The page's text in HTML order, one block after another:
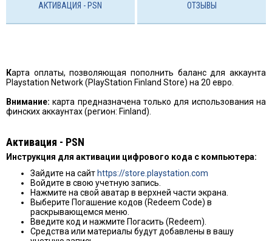
АКТИВАЦИЯ - PSN ОТЗЫВЫ
Карта оплаты, позволяющая пополнить баланс для аккаунта
Playstation Network (PlayStation Finland Store) на 20 евро.
Внимание: карта предназначена только для использования на
финских аккаунтах (регион: Finland).
Активация - PSN
Инструкция для активации цифрового кодa c компьютера:
Зайдите на сайтhttps://store.playstation.com
Войдите в свою учетную запись.
Нажмите на свой аватар в верхней части экрана.
Выберите Погашение кодов (Redeem Code) в
раскрывающемся меню.
Введите код и нажмите Погасить (Redeem).
Средства или материалы будут добавлены в вашу